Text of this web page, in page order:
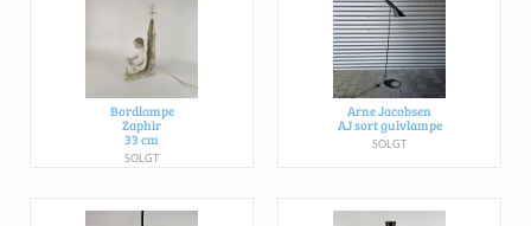
Bordlampe
Zaphir
33 cm
SOLGT
Arne Jacobsen
AJ sort gulvlampe
SOLGT